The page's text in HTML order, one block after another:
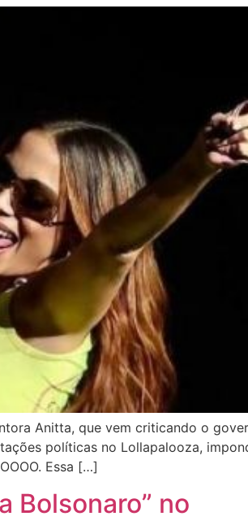
Anitta, que vem criticando o
políticas no Lollapalooza,
Essa […]
Bolsonaro” no